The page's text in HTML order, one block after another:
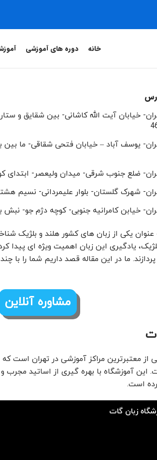
خانه دوره های آموزشی
خیابان آیت الله کاشانی- بین شقایق و
یوسف آباد – خیابان فتحی شقاقی- ما بین
ضلع جنوب شرقی- میدان ولیعصر- ابتدای کوچه
شهرک گلستان- بلوار علیمردانی- نسیم
خیابن کامرانیه جنوبی- کوچه دژم جو- نبش
عنوان یکی از زبان های کشور هلند و بلژیک
یادگیری این زبان اهمیت ویژه ای پیدا
ما در این مقاله قصد داریم شما را با
مشاوره آنلاین
از معتبرترین مراکز آموزشی در تهران است
آموزشگاه با بهره گیری از اساتید مجرب
است.